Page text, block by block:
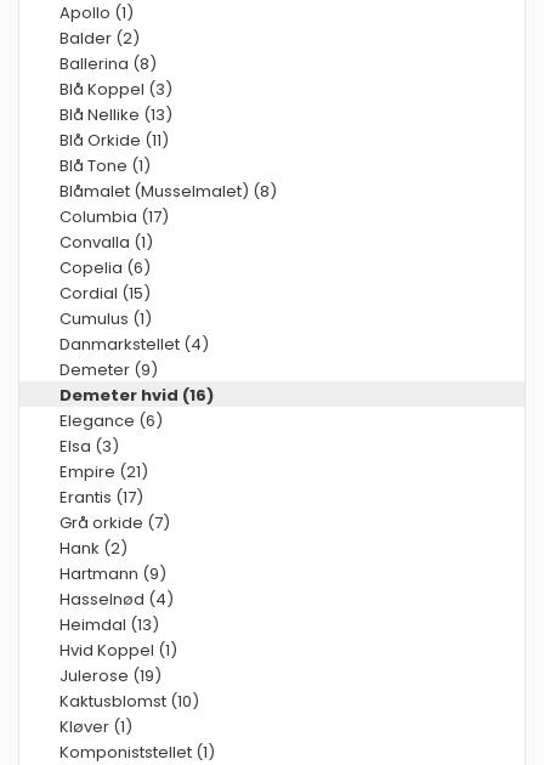
Apollo (1)
Balder (2)
Ballerina (8)
Blå Koppel (3)
Blå Nellike (13)
Blå Orkide (11)
Blå Tone (1)
Blåmalet (Musselmalet) (8)
Columbia (17)
Convalla (1)
Copelia (6)
Cordial (15)
Cumulus (1)
Danmarkstellet (4)
Demeter (9)
Demeter hvid (16)
Elegance (6)
Elsa (3)
Empire (21)
Erantis (17)
Grå orkide (7)
Hank (2)
Hartmann (9)
Hasselnød (4)
Heimdal (13)
Hvid Koppel (1)
Julerose (19)
Kaktusblomst (10)
Kløver (1)
Komponiststellet (1)